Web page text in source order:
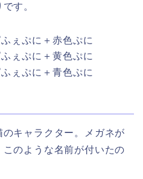
す。
ぇぷに＋赤色ぷに
ぇぷに＋黄色ぷに
ぇぷに＋青色ぷに
キャラクター。メガネが
のような名前が付いたの